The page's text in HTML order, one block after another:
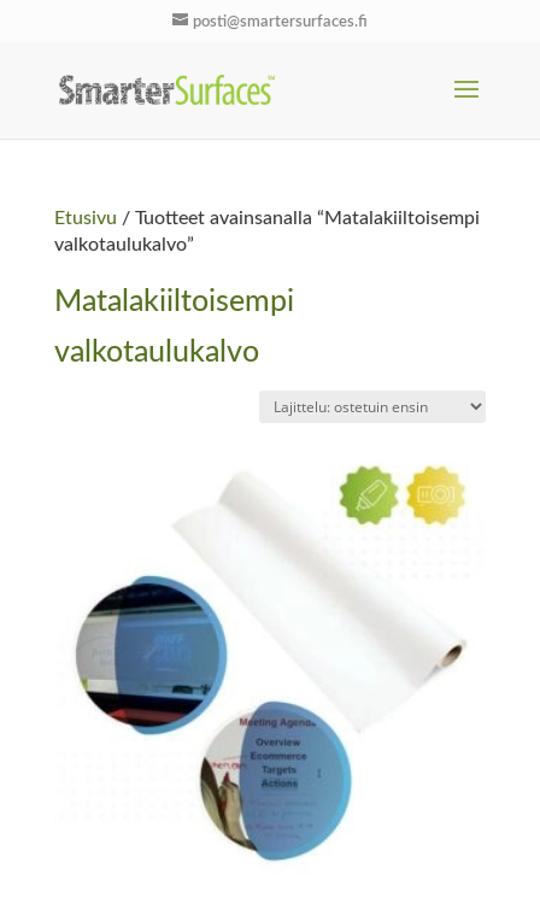
posti@smartersurfaces.fi
Etusivu / Tuotteet avainsanalla “Matalakiiltoisempi
valkotaulukalvo”
Matalakiiltoisempi
valkotaulukalvo